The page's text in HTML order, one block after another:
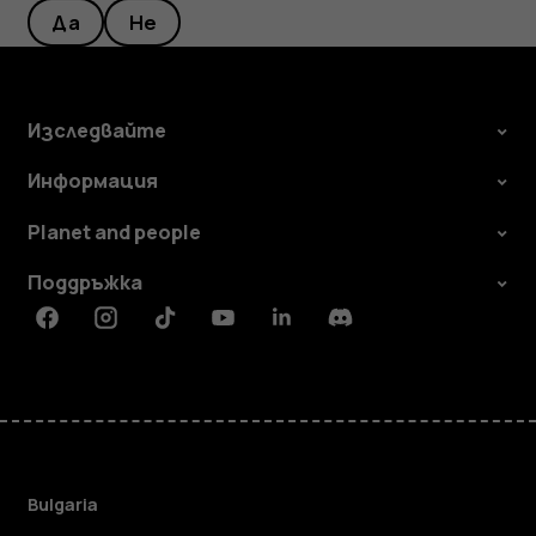
Да Не
Изследвайте
Информация
Planet and people
Поддръжка
FacebookInstagramTiktokYoutubeLinkedinDiscord
Bulgaria